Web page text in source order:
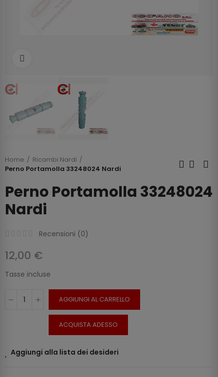
Home
Ricambi Nardi
Perno Portamolla 33248024 Nardi
Perno Portamolla 33248024
Nardi
Recensioni (0)
12,00 €
Tasse incluse
AGGIUNGI AL CARRELLO
ACQUISTA ADESSO
Aggiungi alla lista dei desideri